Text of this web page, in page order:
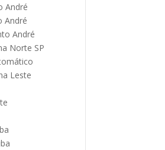
André
André
André
Norte SP
Leste